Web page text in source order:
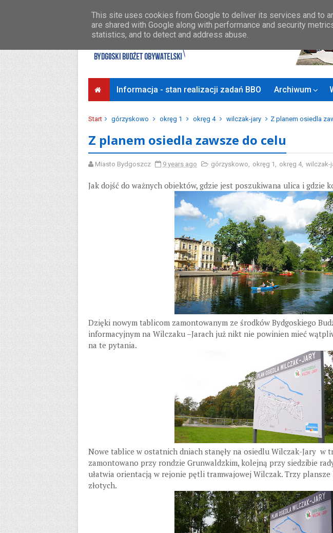
Informacja - stan realizacji zadań BBO Archiwum
Start górzyskowo okręg 1 okręg 4 wilczak-jary Z planem osiedla
Z planem osiedla zawsze do celu
Miasto Bydgoszcz 9 years ago górzyskowo, okręg 1 , okręg 4, wilczak-
Jak dojść do ważnych obiektów, gdzie jest poszukiwana ulica i gdzie
Dzięki nowym tablicom zamontowanym ze środków Bydgoskiego
informacyjnym na Wilczaku –Jarach już nikt nie powinien mieć
na te pytania.
Nowe tablice w ostatnich dniach stanęły na osiedlu Wilczak-Jary w
zamontowano przy rondzie Grunwaldzkim, kolejną przy siedzibie
ułatwia orientacją w rejonie pętli tramwajowej Wilczak. Trzy plansze
złotych.
This site uses cookies from Google to deliver its services and to
are shared with Google along with performance and security
statistics, and to detect and address abuse.